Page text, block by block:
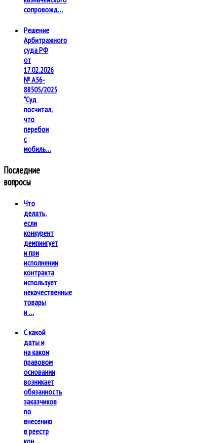
сопровожд…
Решение
Арбитражного
суда РФ
от
17.02.2026
№ А56-
88505/2025
"Суд
посчитал,
что
перебои
с
мобиль…
Последние
вопросы
Что
делать,
если
конкурент
демпингует
и при
исполнении
контракта
использует
некачественные
товары
и …
С какой
даты и
на каком
правовом
основании
возникает
обязанность
заказчиков
по
внесению
в реестр